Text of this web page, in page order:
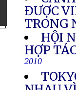
ĐƯỢC
TRONG
HỘI
HỢP
2010